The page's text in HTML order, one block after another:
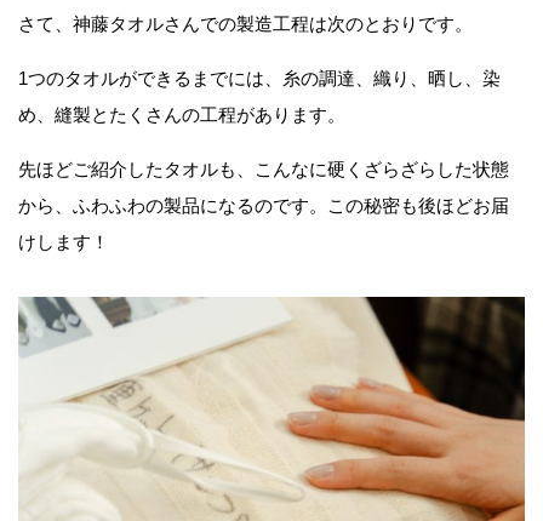
さて、神藤タオルさんでの製造工程は次のとおりです。
1つのタオルができるまでには、糸の調達、織り、晒し、染
め、縫製とたくさんの工程があります。
先ほどご紹介したタオルも、こんなに硬くざらざらした状態
から、ふわふわの製品になるのです。この秘密も後ほどお届
けします！